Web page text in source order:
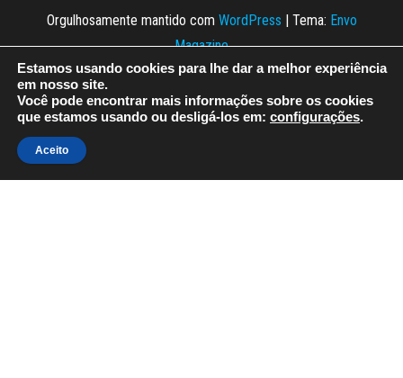
Orgulhosamente mantido com WordPress | Tema: Envo
Magazine
Estamos usando cookies para lhe dar a melhor experiência
em nosso site.
Você pode encontrar mais informações sobre os cookies
que estamos usando ou desligá-los em: configurações.
Aceito